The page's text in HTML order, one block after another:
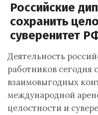
Российские
сохранить
суверенитет
Деятельность
работников сегодня
взаимовыгодных
международной
целостности и